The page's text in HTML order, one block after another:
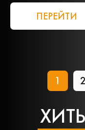
ПЕРЕЙТИ
1 2